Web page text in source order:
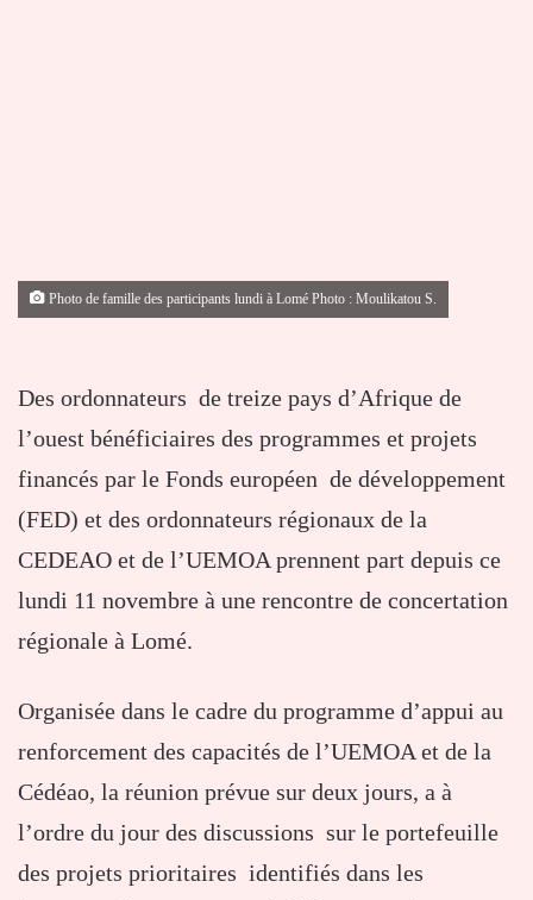
Photo de famille des participants lundi à Lomé Photo : Moulikatou S.
Des ordonnateurs de treize pays d’Afrique de
l’ouest bénéficiaires des programmes et projets
financés par le Fonds européen de développement
(FED) et des ordonnateurs régionaux de la
CEDEAO et de l’UEMOA prennent part depuis ce
lundi 11 novembre à une rencontre de concertation
régionale à Lomé.
Organisée dans le cadre du programme d’appui au
renforcement des capacités de l’UEMOA et de la
Cédéao, la réunion prévue sur deux jours, a à
l’ordre du jour des discussions sur le portefeuille
des projets prioritaires identifiés dans les